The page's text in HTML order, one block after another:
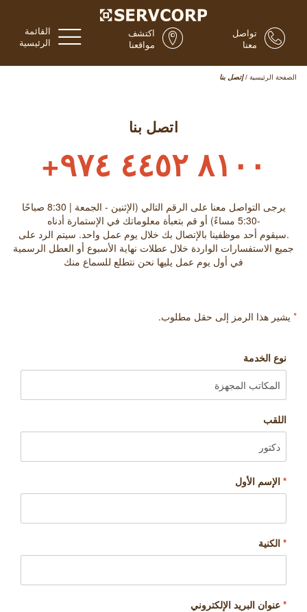
القائمة
الرئيسية
اكتشف
مواقعنا
تواصل
معنا
الصفحة الرئيسية / إتصل بنا
اتصل بنا
٨١٠٠ ٤٤٥٢ ٩٧٤+
يرجى التواصل معنا على الرقم التالي (الإثنين - الجمعة | 8:30 صباحًا
-5:30 مساءً) أو قم بتعبأة معلوماتك في الإستمارة أدناه
.سيقوم أحد موظفينا بالإتصال بك خلال يوم عمل واحد. سيتم الرد على
جميع الاستفسارات الواردة خلال عطلات نهاية الأسبوع أو العطل الرسمية
في أول يوم عمل يليها نحن نتطلع للسماع منك
* يشير هذا الرمز إلى حقل مطلوب.
نوع الخدمة
اللقب
* الإسم الأول
* الكنية
* عنوان البريد الإلكتروني